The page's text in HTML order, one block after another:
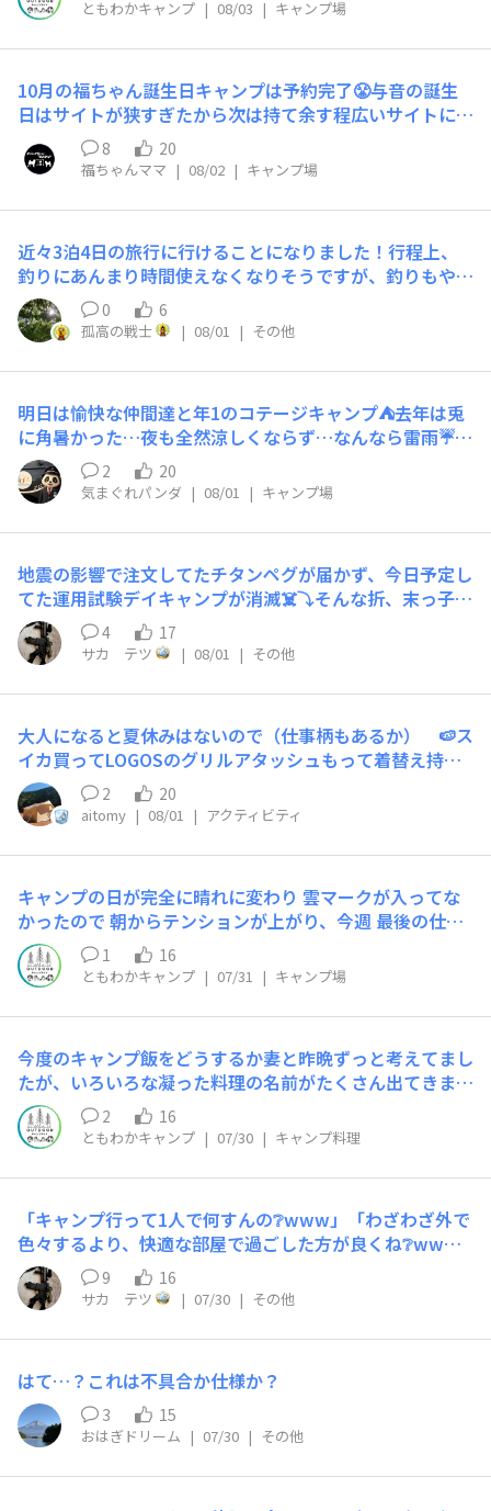
まあ裏で何を思われてるかはさておいて表面上では別に何
ないですね。うちの職場無趣味の人多くて、まあもしかし
たらまだ入って間もないから自分のこと何でもかんでも話
すわけじゃないから無趣味って言ってるのかもしれません
が、釣り好きなんですよね、旅行好きなんですよねって話
の流れで伝えるのって無趣味の人にどう聞こえるのかなと
40年生きてきて初めて考えちゃいました。ほんと社会人
仕事始めたんだし、オープンにしていいかって気持ちでい
ます。ただちょっと不思議なのが、1人で旅行行くって話
になるとお子さんは？旦那さんは？って結構踏み込んだこ
とを聞いてくる人がこれまで多かったのですが、今の職場
はそこまで踏み込んだこと言ってくる人がおらず職場によ
って人との距離の取り方が変わるんだなって思い色々驚か
めて知ったけど、お子さんは？って聞くのは踏み込みすぎ
だと思い私は聞かなかったのですが、結構聞いちゃう人い
ますよね。私は踏み込まれるの嫌なタイプだから、いい感
じの距離感で接してきてくれる人っていうのは自分にとっ
す。たぶん今までの職場含めて所属したコミュニティなど
では、踏み込んでくる人が多かったのかもしれません。さ
て地震の関係で帰ってこれるかちょっと心配ですが、帰り
は陸路だし職場にもちゃんと帰ってくると伝えたので(笑)
気をつけて行ってきます！
ともわかキャンプ | 08/03 | キャンプ場
10月の福ちゃん誕生日キャンプは予約完了😤与音の誕生
日はサイトが狭すぎたから次は持て余す程広いサイトにし
てみた🙄800㎡は広すぎるな🤣楽しみだ🎶
8 20
福ちゃんママ | 08/02 | キャンプ場
近々3泊4日の旅行に行けることになりました！行程上、
釣りにあんまり時間使えなくなりそうですが、釣りもやり
ます(笑)今回仕事終わってからそのまま現地へ向かい、行
程をこなして最終日の深夜に日付が変わってから帰宅する
予定です。なんなら現地からそのまま出勤してもいいので
すがさすがに体力的に心配なのでやめておきます(笑)釣り
炎と日焼けが心配。前回の反省を活かしてずっとロッドを
持つようなことはやめます。行くまでに現地の釣具店の場
所チェックしておきたいですね。宿はいつものホテルチェ
ーンで。(会員ランク下げないために年内に5万円分泊まら
鉄板になってきました。もしできそうなら朝食前に1時間
釣りするとかもできるので楽しんで行程組んでいこうと思
います。マダイ待ってろよ(笑)
0 6
孤高の戦士 | 08/01 | その他
明日は愉快な仲間達と年1のコテージキャンプ⛺️去年は兎
に角暑かった…夜も全然涼しくならず…なんなら雷雨☔で
どっかにカミナリ落ちたし⚡️オーナーさんも稀にみる酷い
天気だったねって今年はどうだ？期待してイイかな…手持
ち花火わざわざ花火屋サンで買ったんだから楽しませてほ
しいね
2 20
気まぐれパンダ | 08/01 | キャンプ場
地震の影響で注文してたチタンペグが届かず、今日予定し
てた運用試験デイキャンプが消滅☠️⤵️そんな折、末っ子が
愛車のバッテリーを交換したいからカンパをお願いと言っ
て来たので💧💧泣きながらお金を渡し、ついでに積みプラ
山脈からﾀﾋぬまでに絶対に作らないであろう再販されてな
いガンプラを交換費用の足しに何個か持たせました。買い
ねぇかな💧
4 17
サカ テツ | 08/01 | その他
大人になると夏休みはないので（仕事柄もあるか） 🍉ス
イカ買ってLOGOSのグリルアタッシュもって着替え持っ
て、川沿いのデイキャンで泳いで食べて横になる…を実行
したい！！タープと川用の靴は買ってあるからあとは実行
あるのみ！
2 20
aitomy | 08/01 | アクティビティ
キャンプの日が完全に晴れに変わり 雲マークが入ってな
かったので 朝からテンションが上がり、今週 最後の仕事
を頑張ろうと思いました。
1 16
ともわかキャンプ | 07/31 | キャンプ場
今度のキャンプ飯をどうするか妻と昨晩ずっと考えてまし
たが、いろいろな凝った料理の名前がたくさん出てきまし
たが、最終的には暑くて何もしたくなくなるからご飯を炊
いて鶏肉を焼こうと言うことになりました^_^
2 16
ともわかキャンプ | 07/30 | キャンプ料理
「キャンプ行って1人で何すんの❔www」「わざわざ外で
色々するより、快適な部屋で過ごした方が良くね❔ww
w」「面倒くさいし、そもそも外で何すんの❔www」
散々バカにされて、笑われて……その都度、「理解しても
らうつもりは無いですし、逆に『沼』なので絶対にコチラ
側に来ないで下さいww それに、趣味もだけど僕は有事
本地震で不安になったのか、散々っぱらバカにしてたヤツ
らが揃って色々聞きに来た👿⚡🎵…皆さんだったら何と答
えますか？
9 16
サカ テツ | 07/30 | その他
はて…？これは不具合か仕様か？
3 15
おはぎドリーム | 07/30 | その他